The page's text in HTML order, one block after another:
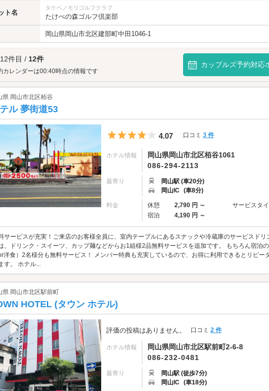
ト名
タケベノモリゴルフクラブ
たけべの森ゴルフ倶楽部
岡山県岡山市北区建部町中田1046-1
件目 / 12件
レンダーは00:40時点の情報です
カップルズ予約対応
県 岡山市北区栢谷
ル 夢街道53
5つ星のうち4
4.07 口コミ 3 件
ホテル情報
岡山県岡山市北区栢谷1061
086-294-2113
最寄り
岡山駅 (車20分)
岡山IC (車8分)
料金 休憩 2,790 円 ～ サービスタ
宿泊
4,190 円 ～
サービスが充実！ご来店のお客様全員に、室内テーブルにあるスナックや冷蔵庫のサービスド
、ドリンク・スイーツ、カップ麺などからお1組様2品無料サービスを追加です。 もちろん宿泊
洋食）2名様分も無料サービス！ メンバー特典も充実しているので、お得に利用できるとリピー
す。 ホテル...
県 岡山市北区駅前町
HOTEL (タウン ホテル)
評価の投稿はありません。 口コミ 2 件
ホテル情報
岡山県岡山市北区駅前町2-6-8
086-232-0481
最寄り
岡山駅 (徒歩7分)
岡山IC (車18分)